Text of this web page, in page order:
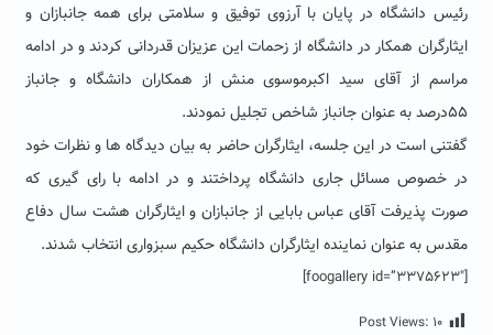
رئیس دانشگاه در پایان با آرزوی توفیق و سلامتی برای همه جانبازان و
ایثارگران همکار در دانشگاه از زحمات این عزیزان قدردانی کردند و در ادامه
مراسم از آقای سید اکبرموسوی منش از همکاران دانشگاه و جانباز
۵۵درصد به عنوان جانباز شاخص تجلیل نمودند.
گفتنی است در این جلسه، ایثارگران حاضر به بیان دیدگاه ها و نظرات خود
در خصوص مسائل جاری دانشگاه پرداختند و در ادامه با رای گیری که
صورت پذیرفت آقای عباس بابایی از جانبازان و ایثارگران هشت سال دفاع
مقدس به عنوان نماینده ایثارگران دانشگاه حکیم سبزواری انتخاب شدند.
[foogallery id=”3375623″]
Post Views: ۱۰